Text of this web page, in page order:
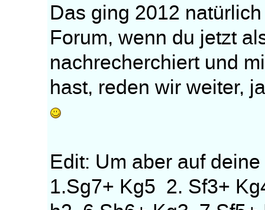
Das ging 2012
Forum, wenn du jetzt
nachrecherchiert und
hast, reden wir weiter,
Edit: Um aber auf
1.Sg7+ Kg5 2. Sf3+